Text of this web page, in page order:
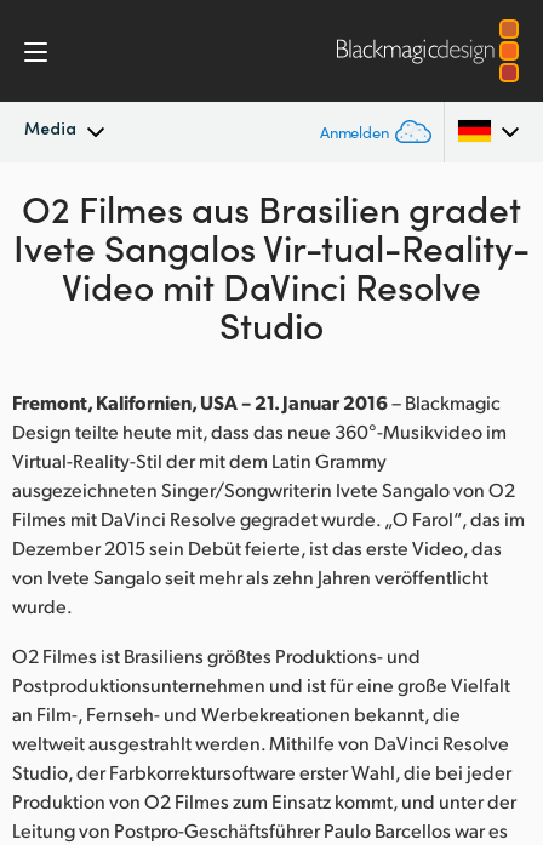
Media Anmelden
Neueste Nachrichten
Nachrichtenarchiv
Argentina
Australia
Austria
Canada
China
Denmark
Finland
Germany
Hong Kong SAR, China
India
Italy
O2 Filmes aus Brasilien gradet
Ivete Sangalos Vir-tual-Reality-
Video mit DaVinci Resolve
Studio
Fremont, Kalifornien, USA – 21. Januar 2016– Blackmagic
Design teilte heute mit, dass das neue 360°-Musikvideo im
Virtual-Reality-Stil der mit dem Latin Grammy
ausgezeichneten Singer/Songwriterin Ivete Sangalo von O2
Filmes mit DaVinci Resolve gegradet wurde. „O Farol“, das im
Dezember 2015 sein Debüt feierte, ist das erste Video, das
von Ivete Sangalo seit mehr als zehn Jahren veröffentlicht
wurde.
O2 Filmes ist Brasiliens größtes Produktions- und
Postproduktionsunternehmen und ist für eine große Vielfalt
an Film-, Fernseh- und Werbekreationen bekannt, die
weltweit ausgestrahlt werden. Mithilfe von DaVinci Resolve
Studio, der Farbkorrektursoftware erster Wahl, die bei jeder
Produktion von O2 Filmes zum Einsatz kommt, und unter der
Leitung von Postpro-Geschäftsführer Paulo Barcellos war es